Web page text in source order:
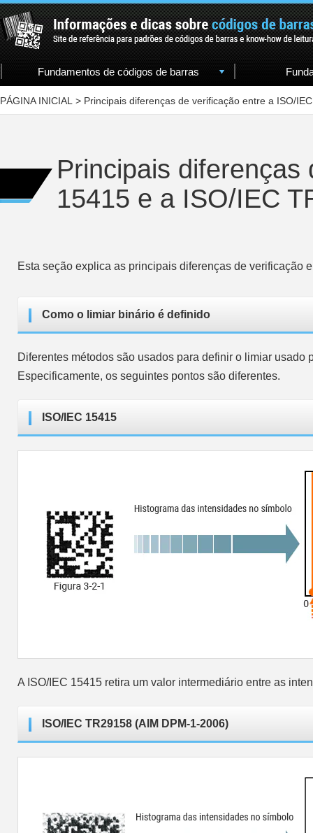
Fundamentos de códigos de barras
PÁGINA INICIAL > Principais diferenças de verificação entre a ISO/
Principais
15415 e a ISO/IEC
Esta seção explica as principais diferenças de verificação
Como o limiar binário é definido
Diferentes métodos são usados para definir o limiar usado
Especificamente, os seguintes pontos são diferentes.
ISO/IEC 15415
A ISO/IEC 15415 retira um valor intermediário entre as
ISO/IEC TR29158 (AIM DPM-1-2006)